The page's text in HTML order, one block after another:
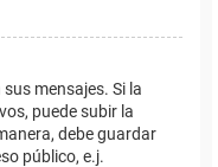
mensajes. Si la
puede subir la
debe guardar
público, e.j.